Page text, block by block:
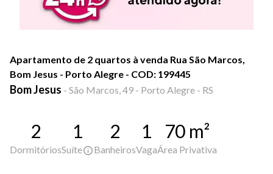
Apartamento de 2 quartos à venda Rua São Marcos,
Bom Jesus - Porto Alegre - COD: 199445
Bom Jesus - São Marcos, 49 - Porto Alegre - RS
2
Dormitórios
1
Suíte
2
Banheiros
1
Vaga
70 m²
Área Privativa